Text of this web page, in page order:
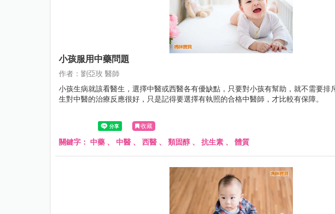
小孩服用中藥問題
作者：劉亞玫 醫師
小孩生病就該看醫生，選擇中醫或西醫各有優缺點，只要對小孩有幫助，就不需要排
生對中醫的治療反應很好，只是記得要選擇有執照的合格中醫師，才比較有保障。
收藏
關鍵字： 中藥 、 中醫 、 西醫 、 類固醇、 抗生素 、 體質